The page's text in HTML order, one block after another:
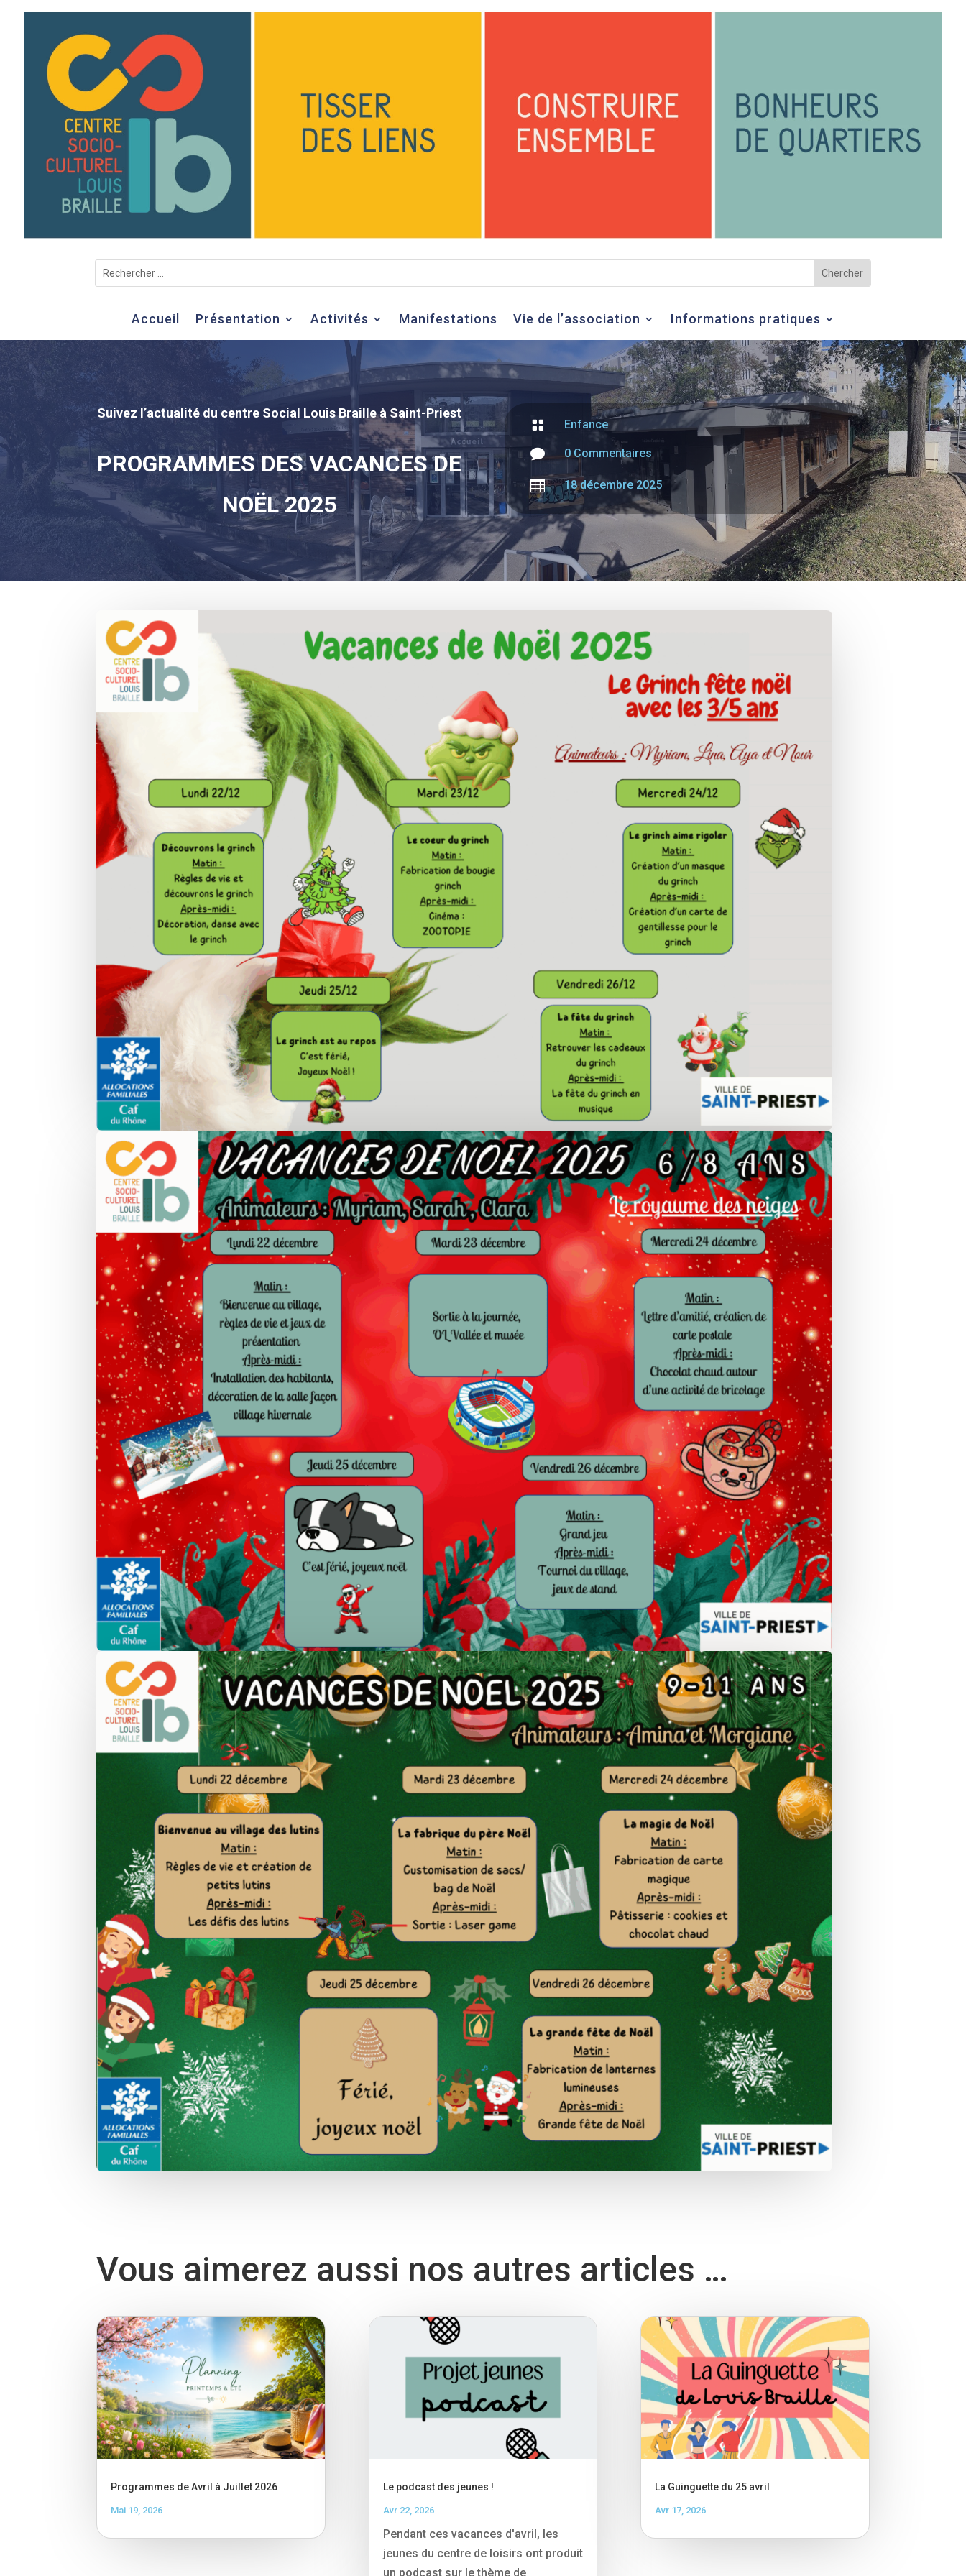
Accueil Présentation Activités Manifestations Vie de l’association Informations pratiques
Suivez l’actualité du centre Social Louis Braille à Saint-Priest
PROGRAMMES DES VACANCES DE
NOËL 2025
 Enfance
 0 Commentaires
 18 décembre 2025
Vous aimerez aussi nos autres articles …
Programmes de Avril à Juillet 2026
Mai 19, 2026
Le podcast des jeunes !
Avr 22, 2026
Pendant ces vacances d'avril, les
jeunes du centre de loisirs ont produit
un podcast sur le thème de
La Guinguette du 25 avril
Avr 17, 2026